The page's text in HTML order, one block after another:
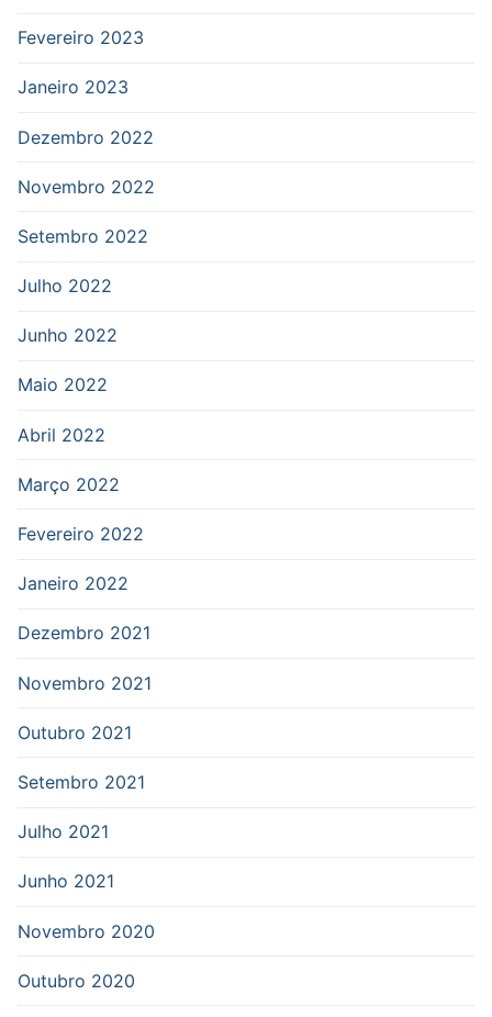
Fevereiro 2023
Janeiro 2023
Dezembro 2022
Novembro 2022
Setembro 2022
Julho 2022
Junho 2022
Maio 2022
Abril 2022
Março 2022
Fevereiro 2022
Janeiro 2022
Dezembro 2021
Novembro 2021
Outubro 2021
Setembro 2021
Julho 2021
Junho 2021
Novembro 2020
Outubro 2020